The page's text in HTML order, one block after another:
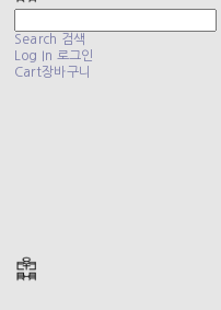
Search 검색
Log In 로그인
Cart장바구니